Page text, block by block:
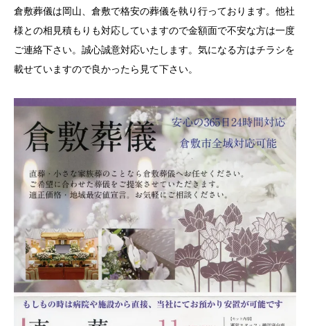
倉敷葬儀は岡山、倉敷で格安の葬儀を執り行っております。他社
様との相見積もりも対応していますので金額面で不安な方は一度
ご連絡下さい。誠心誠意対応いたします。気になる方はチラシを
載せていますので良かったら見て下さい。